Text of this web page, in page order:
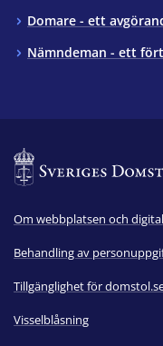
Domare - ett
Nämndeman - ett
Om webbplatsen och
Behandling av
Tillgänglighet för
Visselblåsning